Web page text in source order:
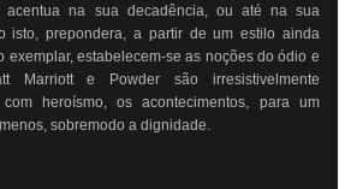
acentua na sua decadência, ou até na sua
isto, prepondera, a partir de um estilo ainda
exemplar, estabelecem-se as noções do ódio e
Marriott e Powder são irresistivelmente
heroísmo, os acontecimentos, para um
sobremodo a dignidade.